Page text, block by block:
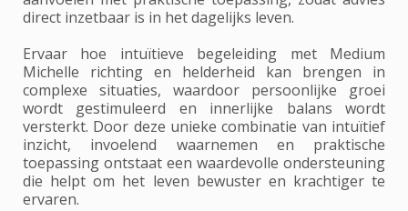
direct inzetbaar is in het dagelijks leven.
Ervaar hoe intuïtieve begeleiding met Medium
Michelle richting en helderheid kan brengen in
complexe situaties, waardoor persoonlijke groei
wordt gestimuleerd en innerlijke balans wordt
versterkt. Door deze unieke combinatie van intuïtief
inzicht, invoelend waarnemen en praktische
toepassing ontstaat een waardevolle ondersteuning
die helpt om het leven bewuster en krachtiger te
ervaren.